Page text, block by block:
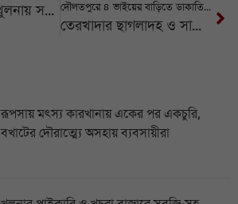
আশ্বিনের শুরুতে খুলনায় সর্বোচ্চ তাপমাত্রা ৩৬.৫ডিগ্রি, সাগরে লঘুচাপ সৃষ্টির সম্ভাবনা দৌলতপুরে ৪ ভাইয়ের বাড়িতে ডাকাতি, ৫ লক্ষাধিক টাকার সম্পদ লুট
তেরখাদার ছাগলাদহ ও সাচিয়াদাহে ভূমি অফিস চালু না হওয়ায় দুর্ভোগে এলাকাবাসী
রূপসায় মৎস্য কারখানায় একের পর একচুরি,
বখাটের দৌরাত্ম্যে অসহায় ব্যবসায়ীরা